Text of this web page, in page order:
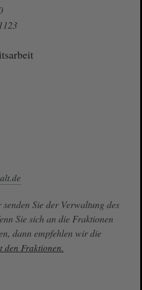
Sie der Verwaltung des
Sie sich an die Fraktionen
dann empfehlen wir die
den Fraktionen.